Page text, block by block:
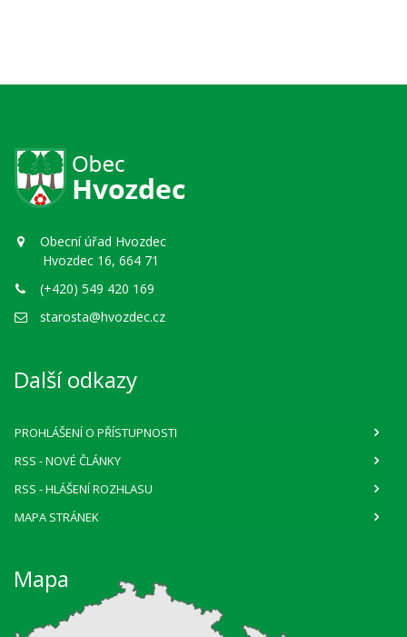
Obecní úřad Hvozdec
Hvozdec 16, 664 71
(+420) 549 420 169
starosta@hvozdec.cz
Další odkazy
PROHLÁŠENÍ O PŘÍSTUPNOSTI
RSS - NOVÉ ČLÁNKY
RSS - HLÁŠENÍ ROZHLASU
MAPA STRÁNEK
Mapa